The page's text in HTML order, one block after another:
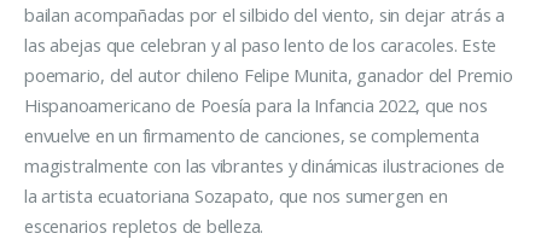
bailan acompañadas por el silbido del viento, sin dejar atrás a
las abejas que celebran y al paso lento de los caracoles. Este
poemario, del autor chileno Felipe Munita, ganador del Premio
Hispanoamericano de Poesía para la Infancia 2022, que nos
envuelve en un firmamento de canciones, se complementa
magistralmente con las vibrantes y dinámicas ilustraciones de
la artista ecuatoriana Sozapato, que nos sumergen en
escenarios repletos de belleza.